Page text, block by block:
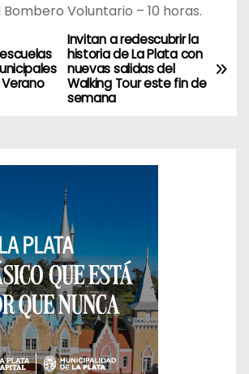
Voluntario – 10 horas.
Invitan a redescubrir la
historia de La Plata con
nuevas salidas del
Walking Tour este fin de
semana